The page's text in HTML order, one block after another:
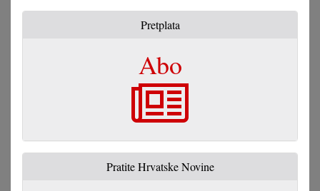
Pretplata
Abo
Pratite Hrvatske Novine